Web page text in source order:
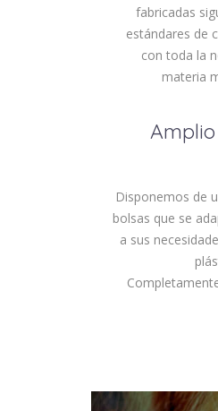
fabricadas
estándares de
con toda la
materia
biocompostables
Disponemos de
bolsas que se
a sus